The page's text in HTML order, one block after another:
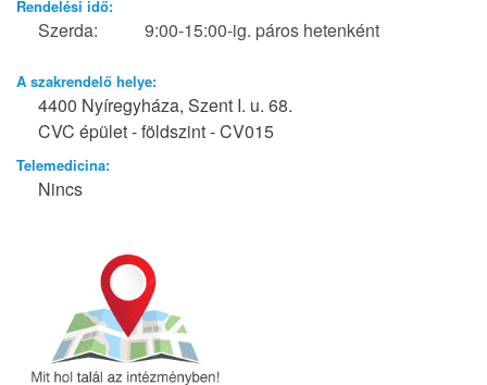
Rendelési idő:
Szerda: 9:00-15:00-ig. páros hetenként
A szakrendelő helye:
4400 Nyíregyháza, Szent I. u. 68.
CVC épület - földszint - CV015
Telemedicina:
Nincs